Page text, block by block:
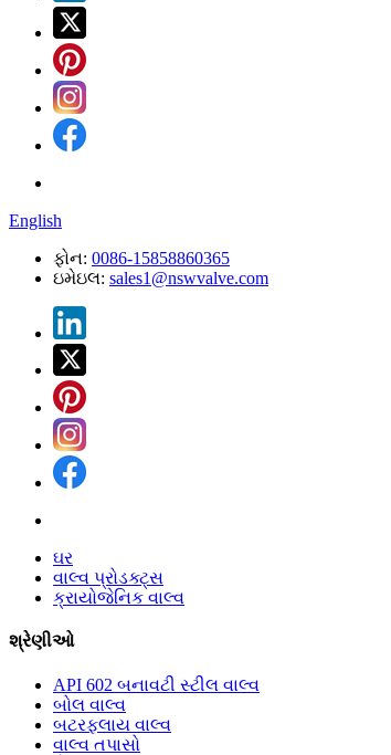
English
ફોન: 0086-15858860365
ઇમેઇલ: sales1@nswvalve.com
ઘર
વાલ્વ પ્રોડક્ટ્સ
ક્રાયોજેનિક વાલ્વ
શ્રેણીઓ
API 602 બનાવટી સ્ટીલ વાલ્વ
બોલ વાલ્વ
બટરફ્લાય વાલ્વ
વાલ્વ તપાસો